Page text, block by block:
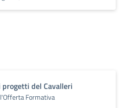
del Cavalleri
Formativa